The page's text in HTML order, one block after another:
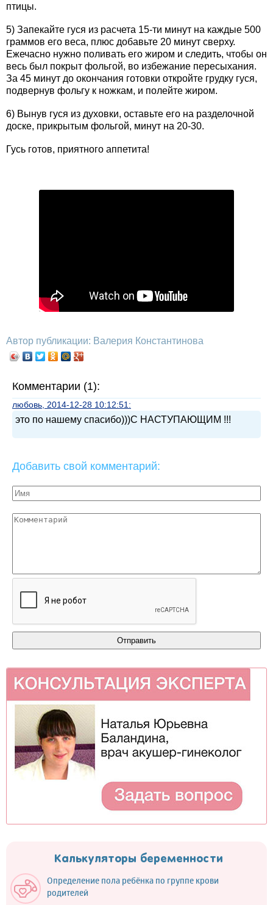
птицы.
5) Запекайте гуся из расчета 15-ти минут на каждые 500
граммов его веса, плюс добавьте 20 минут сверху.
Ежечасно нужно поливать его жиром и следить, чтобы он
весь был покрыт фольгой, во избежание пересыхания.
За 45 минут до окончания готовки откройте грудку гуся,
подвернув фольгу к ножкам, и полейте жиром.
6) Вынув гуся из духовки, оставьте его на разделочной
доске, прикрытым фольгой, минут на 20-30.
Гусь готов, приятного аппетита!
Автор публикации: Валерия Константинова
Комментарии (1):
любовь, 2014-12-28 10:12:51:
это по нашему спасибо)))С НАСТУПАЮЩИМ !!!
Добавить свой комментарий:
Калькуляторы беременности
Определение пола ребёнка по группе крови
родителей